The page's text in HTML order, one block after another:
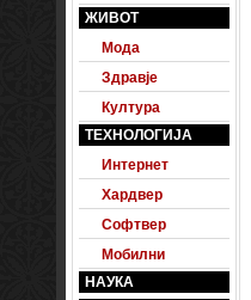
ЖИВОТ
Мода
Здравје
Култура
ТЕХНОЛОГИЈА
Интернет
Хардвер
Софтвер
Мобилни
НАУКА